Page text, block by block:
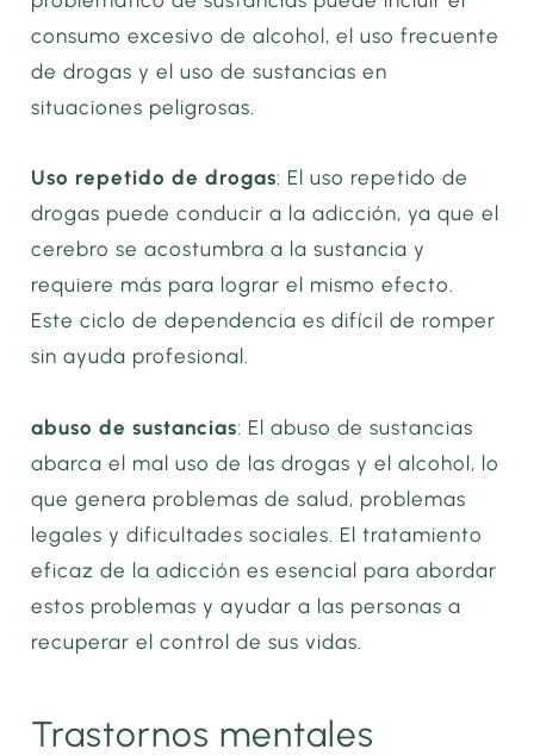
consumo excesivo de alcohol, el uso frecuente
de drogas y el uso de sustancias en
situaciones peligrosas.
Uso repetido de drogas: El uso repetido de
drogas puede conducir a la adicción, ya que el
cerebro se acostumbra a la sustancia y
requiere más para lograr el mismo efecto.
Este ciclo de dependencia es difícil de romper
sin ayuda profesional.
abuso de sustancias: El abuso de sustancias
abarca el mal uso de las drogas y el alcohol, lo
que genera problemas de salud, problemas
legales y dificultades sociales. El tratamiento
eficaz de la adicción es esencial para abordar
estos problemas y ayudar a las personas a
recuperar el control de sus vidas.
Trastornos mentales